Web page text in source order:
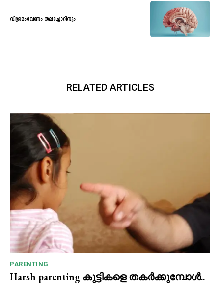
വിശ്രമംവേണം തലച്ചോറിനും
RELATED ARTICLES
PARENTING
Harsh parenting കുട്ടികളെ തകർക്കുമ്പോൾ..